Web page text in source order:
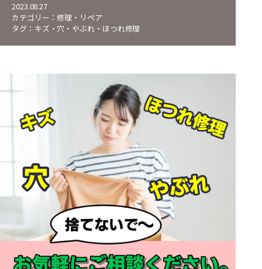
2023.08.27
カテゴリー：修理・リペア
タグ： キズ・穴・やぶれ・ほつれ修理